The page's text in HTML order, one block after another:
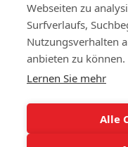
Webseiten zu
Surfverlaufs,
Nutzungsverhalten
anbieten zu können.
Lernen Sie mehr
Alle